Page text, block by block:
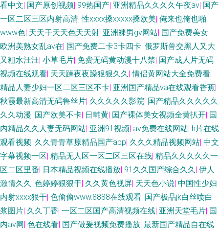
看中文| 国产原创视频| 99热国产| 亚洲精品久久久久午夜aⅴ| 国产
一区二区三区内射高清|性xxxx搡xxxxx搡欧美| 俺来也俺也啪
www色| 天天干天天色天天射| 亚洲裸男gv网站| 国产免费美女|
欧洲美熟女乱av在| 国产免费二卡3卡四卡| 俄罗斯兽交黑人又大
又粗水汪汪| 小草毛片| 免费无码黄动漫十八禁| 国产成人片无码
视频在线观看| 天天躁夜夜躁狠狠久久|情侣黄网站大全免费看|
精品人妻少妇一区二区三区不卡| 亚洲国产精品va在线观看香蕉|
秋霞最新高清无码鲁丝片| 久久久久久影院| 国产精品久久久久久
久久动漫| 国产欧美不卡| 日韩黄| 国产裸体美女视频全黄扒开| 国
内精品久久人妻无码网站| 亚洲91视频| av免费在线网站| h片在线
观看视频| 久久青青草原精品国产app| 久久久精品视频网站| 中文
字幕视频一区| 精品无人区一区二区三区在线| 精品久久久久久一
区二区里番| 日本精品视频在线播放| 91久久国产综合久久| 伊人
激情久久| 色婷婷狠狠干| 久久黄色视屏| 天天色小说| 中国性少妇
内射xxxx狠干| 色偷偷www.8888在线观看| 国产极品jk白丝喷白
浆图片| 久久丁香| 一区二区国产高清视频在线| 亚洲天堂毛片| 国
内av网| 色在线看| 国产做爰视频免费播放| 最新国产精品自在线